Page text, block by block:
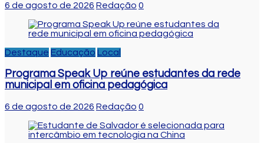
6 de agosto de 2026 Redação 0
Destaque Educação Local
Programa Speak Up reúne estudantes da rede
municipal em oficina pedagógica
6 de agosto de 2026 Redação 0